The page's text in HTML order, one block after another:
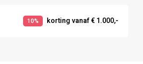
10% korting vanaf € 1.000,-